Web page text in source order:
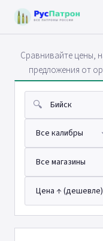
Сравнивайте цены,
предложения от
🔍